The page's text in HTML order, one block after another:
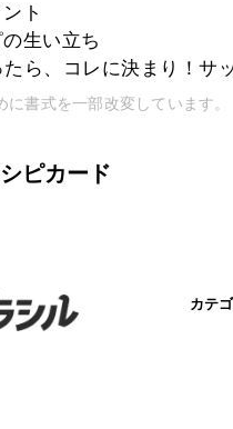
ト
生い立ち
たら、コレに決まり！
書式を一部改変しています。
ピカード
カテ